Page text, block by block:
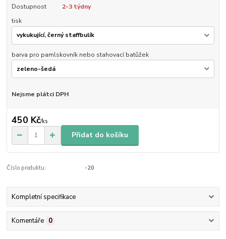
Dostupnost
2-3 týdny
tisk
barva pro pamlskovník nebo stahovací batůžek
Nejsme plátci DPH
450 Kč/ks
Přidat do košíku
Číslo produktu: -20
Kompletní specifikace
Komentáře 0